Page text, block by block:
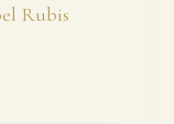
Rubis